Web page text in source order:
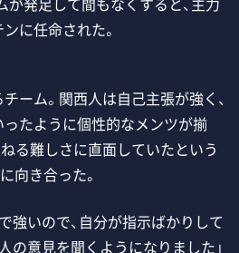
に任命された。
ーム。関西人は自己主張が強く、
たように個性的なメンツが揃
る難しさに直面していたという
向き合った。
強いので、自分が指示ばかりして
の意見を聞くようになりました」